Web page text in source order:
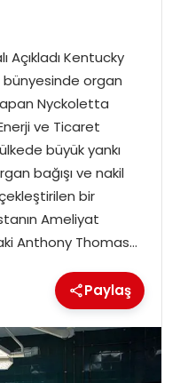
Açıkladı Kentucky
organ
Nyckoletta
ve Ticaret
büyük yankı
bağışı ve nakil
bir
Ameliyat
Anthony Thomas…
Paylaş